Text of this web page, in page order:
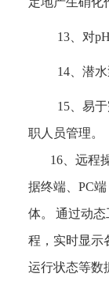
13、对
14、潜
15、易
职人员管理。
16、远程操
据终端、PC
体。
通过动态
程，实时显示
运行状态等数